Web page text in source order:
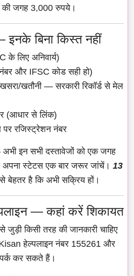
की जगह 3,000 रुपये।
बिना किस्त नहीं
के लिए अनिवार्य)
और IFSC कोड सही हो)
खतौनी — सरकारी रिकॉर्ड से मेल
(आधार से लिंक)
पर रजिस्ट्रेशन नंबर
अभी इन सभी दस्तावेजों को एक जगह
अपना स्टेटस एक बार जरूर जांचें। 13
बेहतर है कि अभी सक्रिय हों।
— कहां करें शिकायत
जुड़ी किसी तरह की जानकारी चाहिए
हेल्पलाइन नंबर 155261 और
कर सकते हैं।